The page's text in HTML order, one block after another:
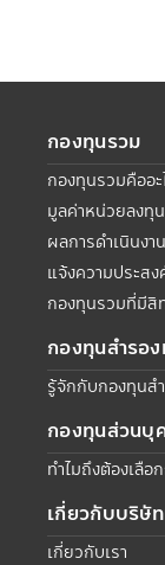
กองทุนรวม
กองทุนรวมคืออะ
มูลค่าหน่วยลงทุน
ผลการดำเนินง
แจ้งความประสง
กองทุนรวมที่มีสิ
กองทุนสำรอ
รู้จักกับกองทุนส
กองทุนส่วนบุ
ทำไมถึงต้องเลื
เกี่ยวกับบริษัท
เกี่ยวกับเรา